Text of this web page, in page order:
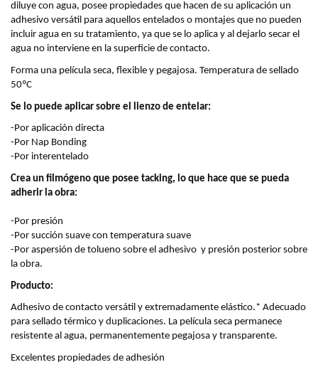
diluye con agua, posee propiedades que hacen de su aplicación un
adhesivo versátil para aquellos entelados o montajes que no pueden
incluir agua en su tratamiento, ya que se lo aplica y al dejarlo secar el
agua no interviene en la superficie de contacto.
Forma una película seca, flexible y pegajosa. Temperatura de sellado
50ºC
Se lo puede aplicar sobre el lienzo de entelar:
-Por aplicación directa
-Por Nap Bonding
-Por interentelado
Crea un filmógeno que posee tacking, lo que hace que se pueda
adherir la obra:
-Por presión
-Por succión suave con temperatura suave
-Por aspersión de tolueno sobre el adhesivo  y presión posterior sobre
la obra.
Producto:
Adhesivo de contacto versátil y extremadamente elástico.* Adecuado
para sellado térmico y duplicaciones. La película seca permanece
resistente al agua, permanentemente pegajosa y transparente.
Excelentes propiedades de adhesión